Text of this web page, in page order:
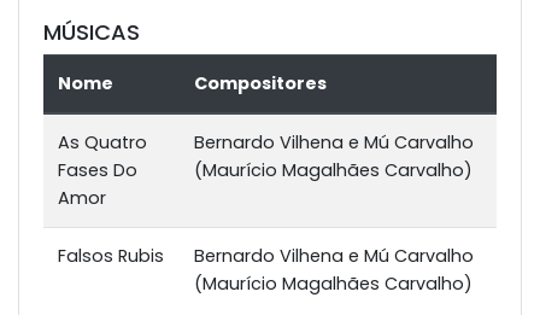
MÚSICAS
Nome Compositores
As Quatro
Fases Do
Amor
Bernardo Vilhena e Mú Carvalho
(Maurício Magalhães Carvalho)
Falsos Rubis
Bernardo Vilhena e Mú Carvalho
(Maurício Magalhães Carvalho)